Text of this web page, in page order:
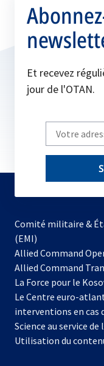
Et recevez
jour de l'OTAN.
Write
your
email
Comité militaire &
(EMI)
Allied Command
Allied Command
La Force pour le
Le Centre euro-
interventions en cas
Science au service
Utilisation du